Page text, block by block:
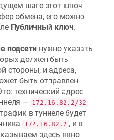
шаге этот ключ
обмена, его можно
Публичный ключ.
подсети нужно указать
должен быть
стороны, и адреса,
быть отправлен
технический адрес
—
172.16.82.2/32
в туннеле будет
172.16.82.2 , и в
здесь явно